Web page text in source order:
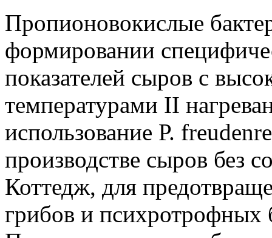
Пропионовокислые
формировании
показателей сыров с
температурами II
использование Р.
производстве сыров без
Коттедж, для
грибов и психротрофных